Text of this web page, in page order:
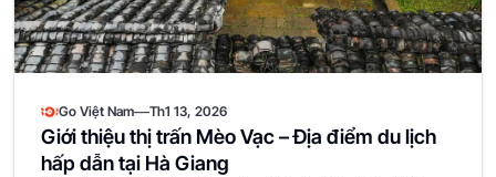
Go Việt Nam—Th1 13, 2026
Giới thiệu thị trấn Mèo Vạc – Địa điểm du lịch
hấp dẫn tại Hà Giang